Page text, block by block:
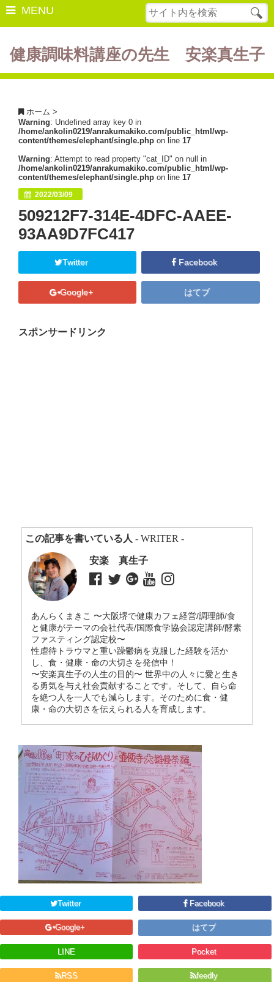
MENU
開催中の講座
ダイエット
レシピ
酵素ファスティング
書籍紹介
マキコの気持ち
開催済み講座
健康調味料講座の先生 安楽真生子
ホーム >
Warning: Undefined array key 0 in
/home/ankolin0219/anrakumakiko.com/public_html/wp-
content/themes/elephant/single.php on line 17
Warning: Attempt to read property "cat_ID" on null in
/home/ankolin0219/anrakumakiko.com/public_html/wp-
content/themes/elephant/single.php on line 17
2022/03/09
509212F7-314E-4DFC-AAEE-
93AA9D7FC417
Twitter Facebook
Google+ はてブ
スポンサードリンク
この記事を書いている人 - WRITER -
あんらくまきこ 〜大阪堺で健康カフェ経営/調理師/食
と健康がテーマの会社代表/国際食学協会認定講師/酵素
ファスティング認定校〜
性虐待トラウマと重い躁鬱病を克服した経験を活か
し、食・健康・命の大切さを発信中！
〜安楽真生子の人生の目的〜 世界中の人々に愛と生き
る勇気を与え社会貢献することです。そして、自ら命
を絶つ人を一人でも減らします。そのために食・健
康・命の大切さを伝えられる人を育成します。
安楽 真生子
Twitter Facebook
Google+ はてブ
LINE Pocket
RSS feedly